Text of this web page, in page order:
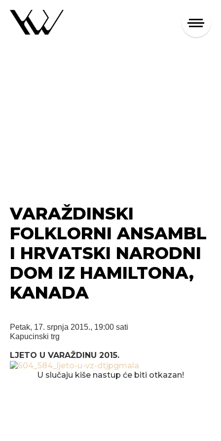
VARAŽDINSKI
FOLKLORNI ANSAMBL
I HRVATSKI NARODNI
DOM IZ HAMILTONA,
KANADA
Petak, 17. srpnja 2015., 19:00 sati
Kapucinski trg
LJETO U VARAŽDINU 2015.
U slučaju kiše nastup će biti otkazan!